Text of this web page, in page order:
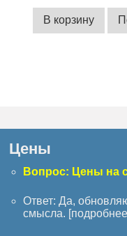
В корзину
Цены
Вопрос: Цены на
Ответ: Да,
смысла. [